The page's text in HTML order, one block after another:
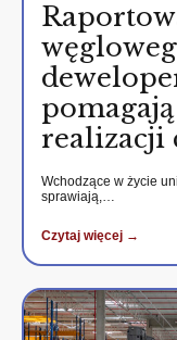
realizacji
Wchodzące w życie
sprawiają,…
Czytaj więcej →